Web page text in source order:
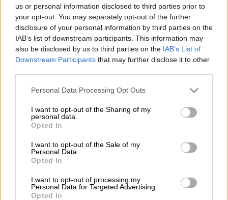
us or personal information disclosed to third parties prior to
your opt-out. You may separately opt-out of the further
disclosure of your personal information by third parties on the
IAB’s list of downstream participants. This information may
also be disclosed by us to third parties on the IAB’s List of
Downstream Participants that may further disclose it to other
Personal Data Processing Opt Outs
I want to opt-out of the Sharing of my
personal data.
Opted In
I want to opt-out of the Sale of my
Personal Data.
Opted In
I want to opt-out of processing my
Personal Data for Targeted Advertising.
Opted In
06.08.2026 - 11:37
Μείωση ασφαλιστικών εισφορών ύψους 240 εκατ. ευρώ
ζητούν οι έμποροι από την Κυβέρνηση
Ευρώπη: Μπορεί η κλιματική αλλαγή να οδηγήσει σε
ενεργειακή κρίση;
Στέλιος Λιανός – INTERAMERICAN / Αθηναϊκή Γενική Κλινική
06.08.2026 - 08:40
Η γαλλική «ψήφος» στο «καλώδιο» και τα συμφέροντα, οι
ελληνικές τράπεζες «πρωταθλήτριες» στα δάνεια, νέο deal
Βαρδινογιάννη- Εξάρχου και ο διπλασιασμός των κερδών της
05.08.2026 - 13:37